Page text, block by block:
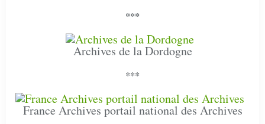
***
Archives de la Dordogne
***
France Archives portail national des Archives